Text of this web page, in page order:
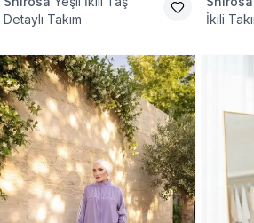
Detaylı Takım
İkili